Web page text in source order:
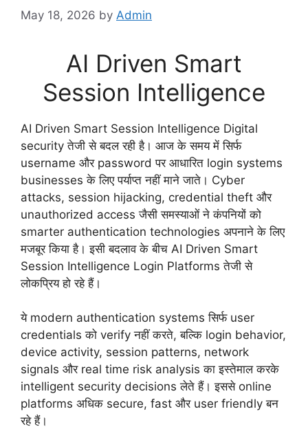
May 18, 2026 by Admin
AI Driven Smart
Session Intelligence
AI Driven Smart Session Intelligence Digital
security तेजी से बदल रही है। आज के समय में सिर्फ
username और password पर आधारित login systems
businesses के लिए पर्याप्त नहीं माने जाते। Cyber
attacks, session hijacking, credential theft और
unauthorized access जैसी समस्याओं ने कंपनियों को
smarter authentication technologies अपनाने के लिए
मजबूर किया है। इसी बदलाव के बीच AI Driven Smart
Session Intelligence Login Platforms तेजी से
लोकप्रिय हो रहे हैं।
ये modern authentication systems सिर्फ user
credentials को verify नहीं करते, बल्कि login behavior,
device activity, session patterns, network
signals और real time risk analysis का इस्तेमाल करके
intelligent security decisions लेते हैं। इससे online
platforms अधिक secure, fast और user friendly बन
रहे हैं।